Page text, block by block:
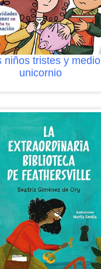
niños tristes y medio
unicornio